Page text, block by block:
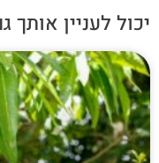
יכול לעניין אותך